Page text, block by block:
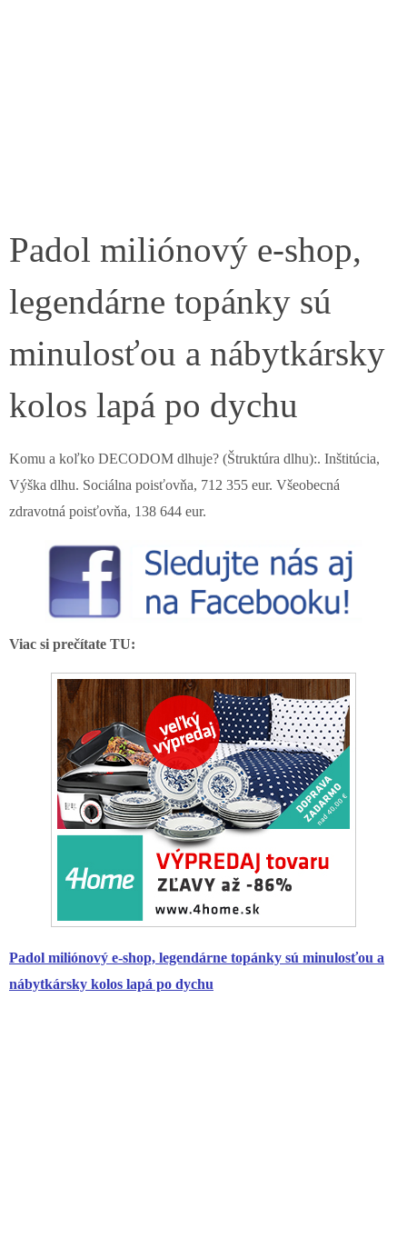
Padol miliónový e-shop,
legendárne topánky sú
minulosťou a nábytkársky
kolos lapá po dychu
Komu a koľko DECODOM dlhuje? (Štruktúra dlhu):. Inštitúcia,
Výška dlhu. Sociálna poisťovňa, 712 355 eur. Všeobecná
zdravotná poisťovňa, 138 644 eur.
Viac si prečítate TU:
Padol miliónový e-shop, legendárne topánky sú minulosťou a
nábytkársky kolos lapá po dychu